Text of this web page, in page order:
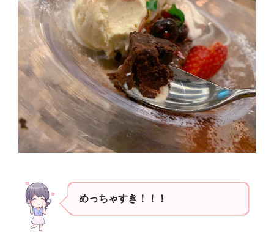
めっちゃすき！！！